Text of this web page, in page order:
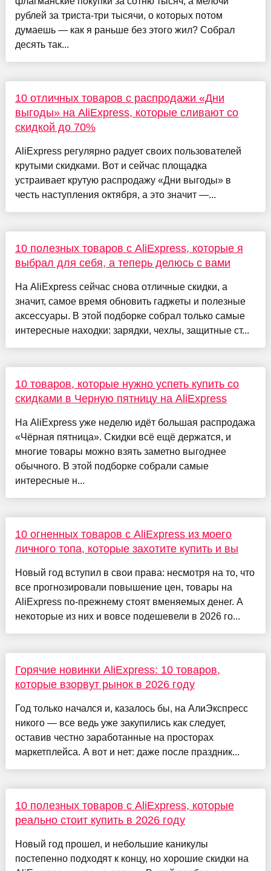
рублей за триста-три тысячи, о которых потом
думаешь — как я раньше без этого жил? Собрал
десять так...
10 отличных товаров с распродажи «Дни
выгоды» на AliExpress, которые сливают со
скидкой до 70%
AliExpress регулярно радует своих пользователей
крутыми скидками. Вот и сейчас площадка
устраивает крутую распродажу «Дни выгоды» в
честь наступления октября, а это значит —...
10 полезных товаров с AliExpress, которые я
выбрал для себя, а теперь делюсь с вами
На AliExpress сейчас снова отличные скидки, а
значит, самое время обновить гаджеты и полезные
аксессуары. В этой подборке собрал только самые
интересные находки: зарядки, чехлы, защитные ст...
10 товаров, которые нужно успеть купить со
скидками в Черную пятницу на AliExpress
На AliExpress уже неделю идёт большая распродажа
«Чёрная пятница». Скидки всё ещё держатся, и
многие товары можно взять заметно выгоднее
обычного. В этой подборке собрали самые
интересные н...
10 огненных товаров с AliExpress из моего
личного топа, которые захотите купить и вы
Новый год вступил в свои права: несмотря на то, что
все прогнозировали повышение цен, товары на
AliExpress по-прежнему стоят вменяемых денег. А
некоторые из них и вовсе подешевели в 2026 го...
Горячие новинки AliExpress: 10 товаров,
которые взорвут рынок в 2026 году
Год только начался и, казалось бы, на АлиЭкспресс
никого — все ведь уже закупились как следует,
оставив честно заработанные на просторах
маркетплейса. А вот и нет: даже после праздник...
10 полезных товаров с AliExpress, которые
реально стоит купить в 2026 году
Новый год прошел, и небольшие каникулы
постепенно подходят к концу, но хорошие скидки на